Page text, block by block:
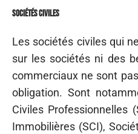
Sociétés civiles
Les sociétés civiles qui
sur les sociétés ni des
commerciaux ne sont
obligation. Sont
Civiles Professionnelles
Immobilières (SCI),